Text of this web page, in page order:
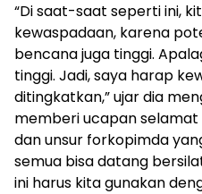
“Di saat-saat seperti ini,
kewaspadaan, karena
bencana juga tinggi.
tinggi. Jadi, saya harap
ditingkatkan,” ujar dia
memberi ucapan
dan unsur forkopimda
semua bisa datang
ini harus kita gunakan